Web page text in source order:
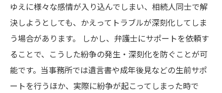
ゆえに様々な感情が入り込んでしまい、相続人同士で解
決しようとしても、かえってトラブルが深刻化してしま
う場合があります。 しかし、弁護士にサポートを依頼す
ることで、こうした紛争の発生・深刻化を防ぐことが可
能です。当事務所では遺言書や成年後見などの生前サポ
ートを行うほか、実際に紛争が起こってしまった時で